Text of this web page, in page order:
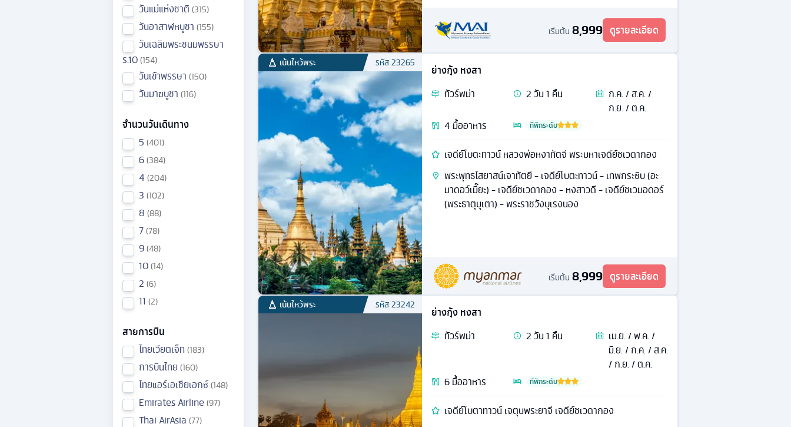
วันแม่แห่งชาติ 315
วันอาสาฬหบูชา 155
วันเฉลิมพระชนมพรรษา
ร.10 154
วันเข้าพรรษา 150
วันมาฆบูชา 116
จำนวนวันเดินทาง
5 401
6 384
4 204
3 102
8 88
7 78
9 48
10 14
2 6
11 2
สายการบิน
ไทยเวียตเจ็ท 183
การบินไทย 160
ไทยแอร์เอเชียเอกซ์ 148
Emirates Airline 97
Thai AirAsia 77
เริ่มต้น 8,999 ดูรายละเอียด
เน้นไหว้พระ รหัส23265
ย่างกุ้ง หงสา
ทัวร์พม่า 2วัน1 คืน
ก.ค. / ส.ค. /
ก.ย. / ต.ค.
4 มื้ออาหาร ที่พักระดับ
เจดีย์โบตะทาวน์ หลวงพ่อหงาทัตจี พระมหาเจดีย์ชเวดากอง
พระพุทธไสยาสน์เจาทัตยี - เจดีย์โบตะทาวน์ - เทพกระซิบ (อะ
มาดอว์เมี๊ยะ) - เจดีย์ชเวดากอง - หงสาวดี - เจดีย์ชเวมอดอร์
(พระธาตุมุเตา) - พระราชวังบุเรงนอง
เริ่มต้น 8,999 ดูรายละเอียด
เน้นไหว้พระ รหัส23242
ย่างกุ้ง หงสา
ทัวร์พม่า 2วัน1 คืน
เม.ย. / พ.ค. /
มิ.ย. / ก.ค. / ส.ค.
/ ก.ย. / ต.ค.
6มื้ออาหาร ที่พักระดับ
เจดีย์โบตาทาวน์ เจตุนพระยาจี เจดีย์ชเวดากอง